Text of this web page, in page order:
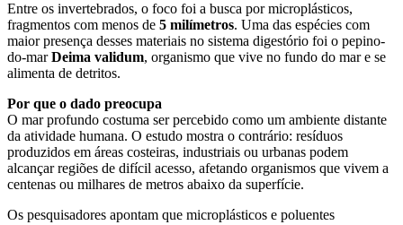
Entre os invertebrados, o foco foi a busca por microplásticos,
fragmentos com menos de 5 milímetros. Uma das espécies com
maior presença desses materiais no sistema digestório foi o pepino-
do-marDeima validum, organismo que vive no fundo do mar e se
alimenta de detritos.
Por que o dado preocupa
O mar profundo costuma ser percebido como um ambiente distante
da atividade humana. O estudo mostra o contrário: resíduos
produzidos em áreas costeiras, industriais ou urbanas podem
alcançar regiões de difícil acesso, afetando organismos que vivem a
centenas ou milhares de metros abaixo da superfície.
Os pesquisadores apontam que microplásticos e poluentes